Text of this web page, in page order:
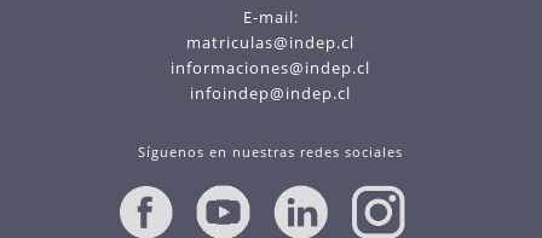
E-mail:
matriculas@indep.cl
informaciones@indep.cl
infoindep@indep.cl
Síguenos en nuestras redes sociales